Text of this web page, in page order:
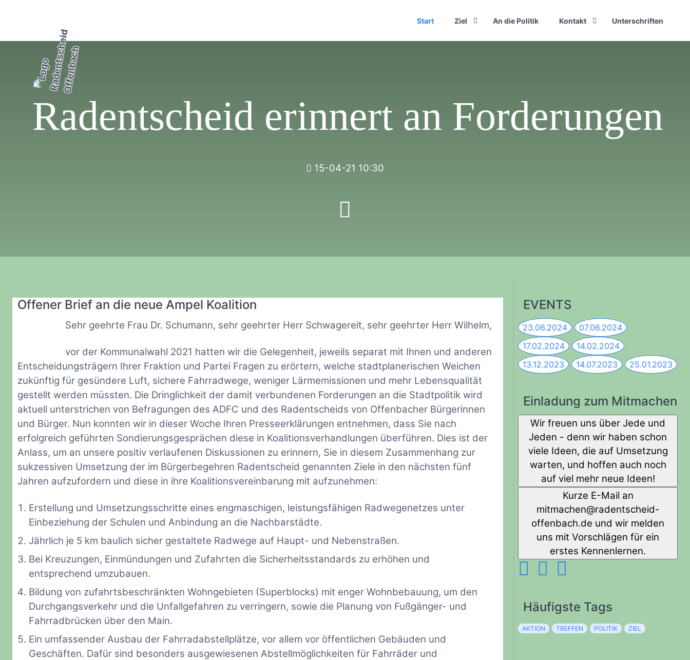
Start Ziel An die Politik Kontakt Unterschriften
Radentscheid erinnert an Forderungen
15-04-21 10:30
Offener Brief an die neue Ampel Koalition
Sehr geehrte Frau Dr. Schumann, sehr geehrter Herr Schwagereit, sehr geehrter Herr Wilhelm,
vor der Kommunalwahl 2021 hatten wir die Gelegenheit, jeweils separat mit Ihnen und anderen
Entscheidungsträgern Ihrer Fraktion und Partei Fragen zu erörtern, welche stadtplanerischen Weichen
zukünftig für gesündere Luft, sichere Fahrradwege, weniger Lärmemissionen und mehr Lebensqualität
gestellt werden müssten. Die Dringlichkeit der damit verbundenen Forderungen an die Stadtpolitik wird
aktuell unterstrichen von Befragungen des ADFC und des Radentscheids von Offenbacher Bürgerinnen
und Bürger. Nun konnten wir in dieser Woche Ihren Presseerklärungen entnehmen, dass Sie nach
erfolgreich geführten Sondierungsgesprächen diese in Koalitionsverhandlungen überführen. Dies ist der
Anlass, um an unsere positiv verlaufenen Diskussionen zu erinnern, Sie in diesem Zusammenhang zur
sukzessiven Umsetzung der im Bürgerbegehren Radentscheid genannten Ziele in den nächsten fünf
Jahren aufzufordern und diese in ihre Koalitionsvereinbarung mit aufzunehmen:
Erstellung und Umsetzungsschritte eines engmaschigen, leistungsfähigen Radwegenetzes unter
Einbeziehung der Schulen und Anbindung an die Nachbarstädte.
Jährlich je 5 km baulich sicher gestaltete Radwege auf Haupt- und Nebenstraßen.
Bei Kreuzungen, Einmündungen und Zufahrten die Sicherheitsstandards zu erhöhen und
entsprechend umzubauen.
Bildung von zufahrtsbeschränkten Wohngebieten (Superblocks) mit enger Wohnbebauung, um den
Durchgangsverkehr und die Unfallgefahren zu verringern, sowie die Planung von Fußgänger- und
Fahrradbrücken über den Main.
Ein umfassender Ausbau der Fahrradabstellplätze, vor allem vor öffentlichen Gebäuden und
Geschäften. Dafür sind besonders ausgewiesenen Abstellmöglichkeiten für Fahrräder und
EVENTS
23.06.2024
07.06.2024
17.02.2024
14.02.2024
13.12.2023 14.07.2023 25.01.2023
Einladung zum Mitmachen
Wir freuen uns über Jede und
Jeden - denn wir haben schon
viele Ideen, die auf Umsetzung
warten, und hoffen auch noch
auf viel mehr neue Ideen!
Kurze E-Mail an
diehcstnedar@nehcamtim-
offenbach.de und wir melden
uns mit Vorschlägen für ein
erstes Kennenlernen.
Häufigste Tags
AKTION TREFFEN POLITIK ZIEL